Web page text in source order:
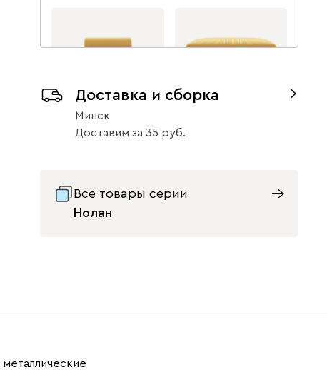
Нолан Рогожка
1786
Нолан Рогожка
1026
Доставка и сборка
Минск
Доставим за 35
Все товары серии
Нолан
металлические